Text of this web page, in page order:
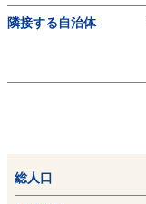
隣接する自治体
総人口